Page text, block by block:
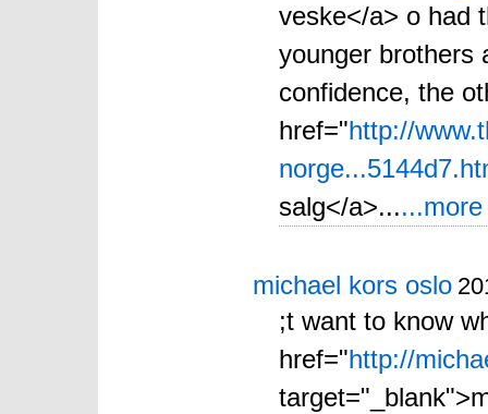
veske</a> o had
younger brothers
confidence, the
href="http://
salg</a>......more
michael kors oslo
;t want to know
href="http://